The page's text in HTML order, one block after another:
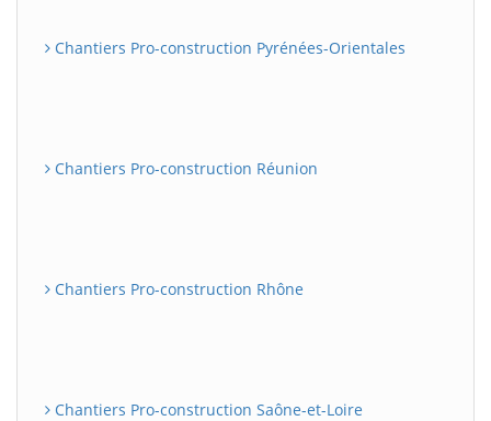
Chantiers Pro-construction Pyrénées-Orientales
Chantiers Pro-construction Réunion
Chantiers Pro-construction Rhône
Chantiers Pro-construction Saône-et-Loire